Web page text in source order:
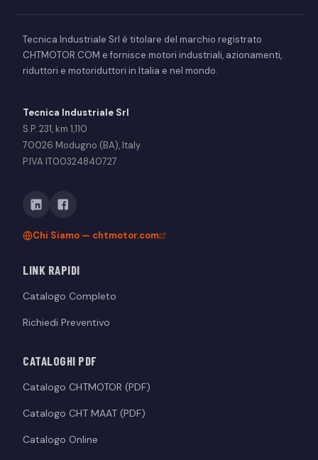
Tecnica Industriale Srl è titolare del marchio registrato
CHTMOTOR.COM e fornisce motori industriali, azionamenti,
riduttori e motoriduttori in Italia e nel mondo.
Tecnica Industriale Srl
S.P. 231, km 1,110
70026 Modugno (BA), Italy
P.IVA IT00324840727
Chi Siamo — chtmotor.com
LINK RAPIDI
Catalogo Completo
Richiedi Preventivo
CATALOGHI PDF
Catalogo CHTMOTOR (PDF)
Catalogo CHT MAAT (PDF)
Catalogo Online